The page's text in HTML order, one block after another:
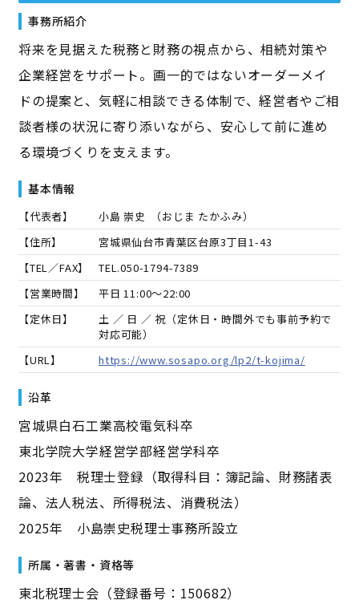
事務所紹介
将来を見据えた税務と財務の視点から、相続対策や
企業経営をサポート。画一的ではないオーダーメイ
ドの提案と、気軽に相談できる体制で、経営者やご相
談者様の状況に寄り添いながら、安心して前に進め
る環境づくりを支えます。
基本情報
【代表者】 小島 崇史 （おじま たかふみ）
【住所】
宮城県仙台市青葉区台原3丁目1-43
【TEL／FAX】
TEL.050-1794-7389
【営業時間】
平日 11:00～22:00
【定休日】
土 ／ 日 ／ 祝（定休日・時間外でも事前予約で
対応可能）
【URL】
https://www.sosapo.org/lp2/t-kojima/
沿革
宮城県白石工業高校電気科卒
東北学院大学経営学部経営学科卒
2023年 税理士登録（取得科目：簿記論、財務諸表
論、法人税法、所得税法、消費税法）
2025年 小島崇史税理士事務所設立
所属・著書・資格等
東北税理士会（登録番号：150682）